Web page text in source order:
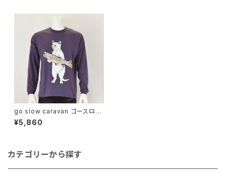
go slow caravan ゴースロー
キャラバン｜USA/C イワナ猫
ロングスリーブ TEE｜長袖Tシ
¥5,860
カテゴリーから探す